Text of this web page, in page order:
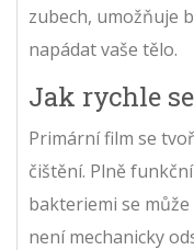
zubech, umožňuje
napádat vaše tělo.
Jak rychle
Primární film se
čištění. Plně
bakteriemi se
není mechanicky